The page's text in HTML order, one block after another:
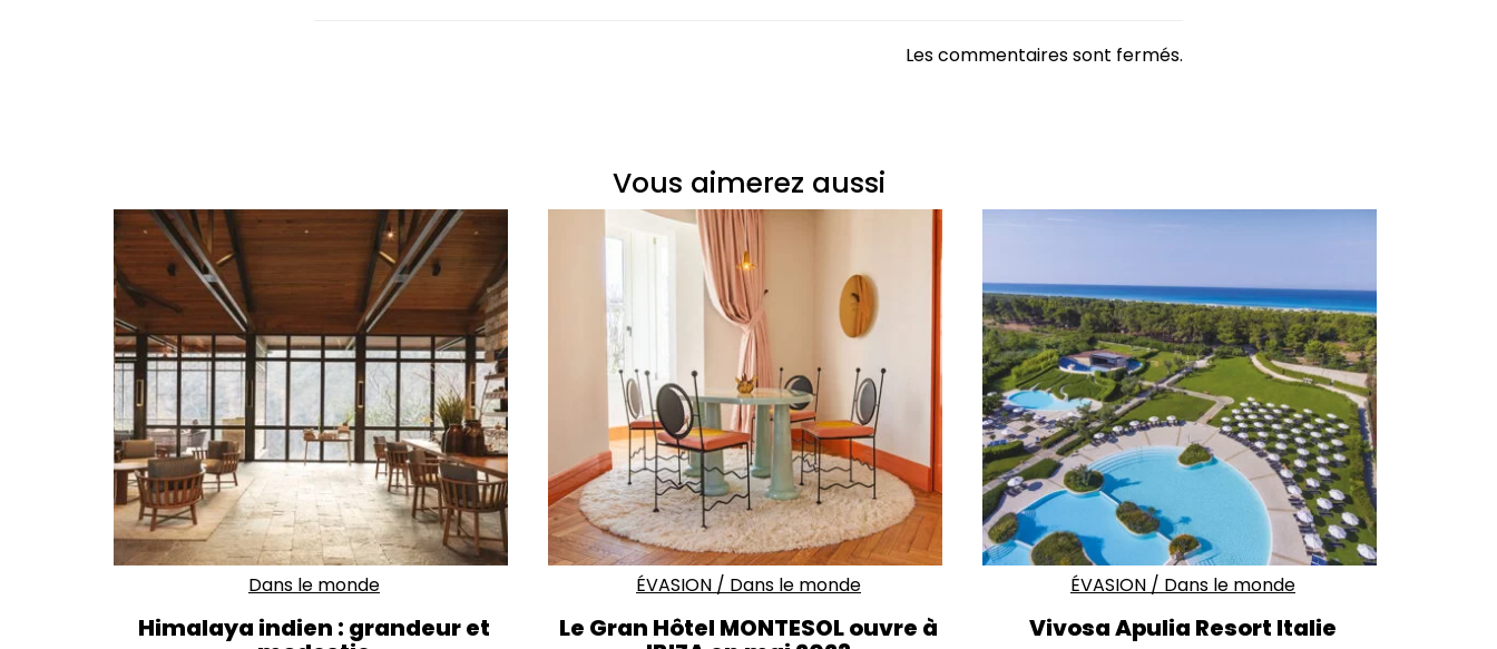
Les commentaires sont fermés.
Vous aimerez aussi
Dans le monde
Himalaya indien : grandeur et
ÉVASION / Dans le monde
Le Gran Hôtel MONTESOL ouvre à
ÉVASION / Dans le monde
Vivosa Apulia Resort Italie